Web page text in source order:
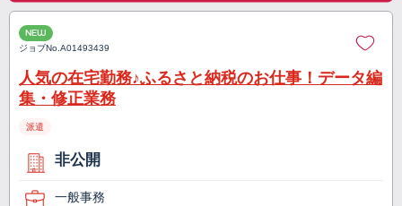
NEW
ジョブNo.A01493439
人気の在宅勤務♪ふるさと納税のお仕事！データ編
集・修正業務
派遣
非公開
一般事務